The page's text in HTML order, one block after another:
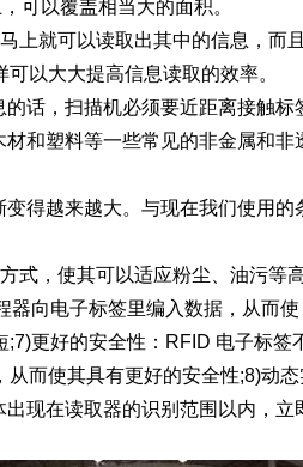
可以覆盖相当大的面积。
上就可以读取出其中的信息，而
以大大提高信息读取的效率。
的话，扫描机必须要近距离接触
和塑料等一些常见的非金属和
变得越来越大。与现在我们使用
式，使其可以适应粉尘、油污等
向电子标签里编入数据，从而
更好的安全性：RFID 电子标
而使其具有更好的安全性;8)动
现在读取器的识别范围以内，